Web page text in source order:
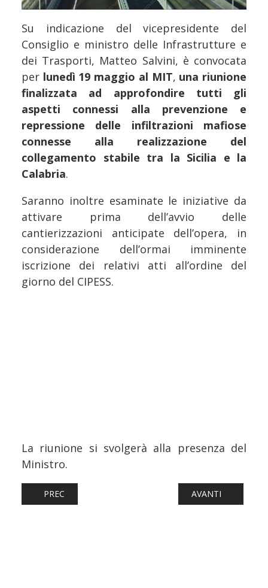
Su indicazione del vicepresidente del
Consiglio e ministro delle Infrastrutture e
dei Trasporti, Matteo Salvini, è convocata
per lunedì 19 maggio al MIT, una riunione
finalizzata ad approfondire tutti gli
aspetti connessi alla prevenzione e
repressione delle infiltrazioni mafiose
connesse alla realizzazione del
collegamento stabile tra la Sicilia e la
Calabria.
Saranno inoltre esaminate le iniziative da
attivare prima dell’avvio delle
cantierizzazioni anticipate dell’opera, in
considerazione dell’ormai imminente
iscrizione dei relativi atti all’ordine del
giorno del CIPESS.
La riunione si svolgerà alla presenza del
Ministro.
ARTICOLO PRECEDENTE: FERROVIE: FFS, ASCENSIONE
PREC ARTICOLO
AVANTI